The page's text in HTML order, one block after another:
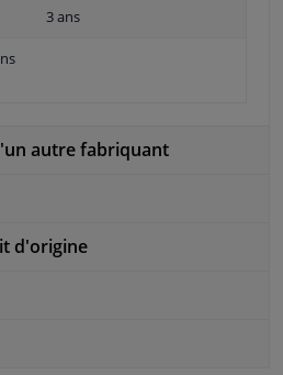
3 ans
autre fabriquant
d'origine